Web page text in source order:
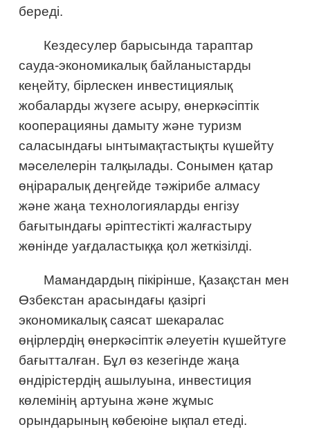
береді.
Кездесулер барысында тараптар
сауда-экономикалық байланыстарды
кеңейту, бірлескен инвестициялық
жобаларды жүзеге асыру, өнеркәсіптік
кооперацияны дамыту және туризм
саласындағы ынтымақтастықты күшейту
мәселелерін талқылады. Сонымен қатар
өңіраралық деңгейде тәжірибе алмасу
және жаңа технологияларды енгізу
бағытындағы әріптестікті жалғастыру
жөнінде уағдаластыққа қол жеткізілді.
Мамандардың пікірінше, Қазақстан мен
Өзбекстан арасындағы қазіргі
экономикалық саясат шекаралас
өңірлердің өнеркәсіптік әлеуетін күшейтуге
бағытталған. Бұл өз кезегінде жаңа
өндірістердің ашылуына, инвестиция
көлемінің артуына және жұмыс
орындарының көбеюіне ықпал етеді.